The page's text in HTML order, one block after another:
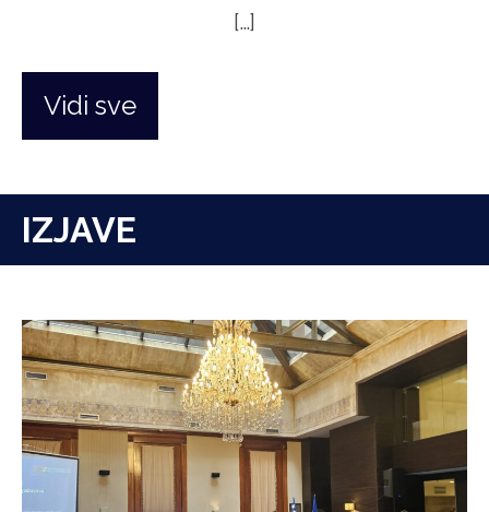
[…]
Vidi sve
IZJAVE